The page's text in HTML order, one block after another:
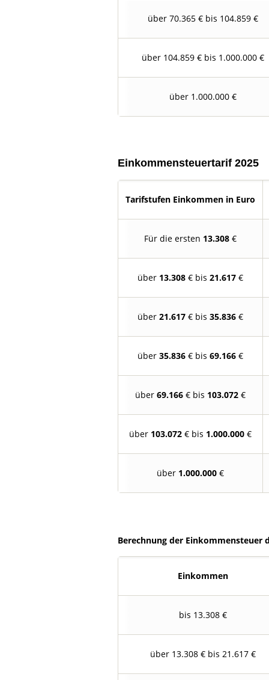
über 70.365 € bis 104.859 €
über 104.859 € bis 1.000.000 €
über 1.000.000 €
Einkommensteuertarif 2025
Tarifstufen Einkommen in Euro
Für die ersten 13.308€
über 13.308€ bis 21.617€
über 21.617€ bis 35.836€
über 35.836€ bis 69.166€
über 69.166€ bis 103.072€
über 103.072€ bis 1.000.000€
über 1.000.000€
Berechnung der Einkommensteuer
Einkommen
bis 13.308 €
über 13.308 € bis 21.617 €